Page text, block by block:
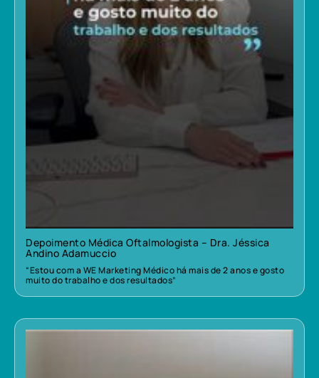
Depoimento Médica Oftalmologista – Dra. Jéssica
Andino Adamuccio
“Estou com a WE Marketing Médico há mais de 2 anos e gosto
muito do trabalho e dos resultados”